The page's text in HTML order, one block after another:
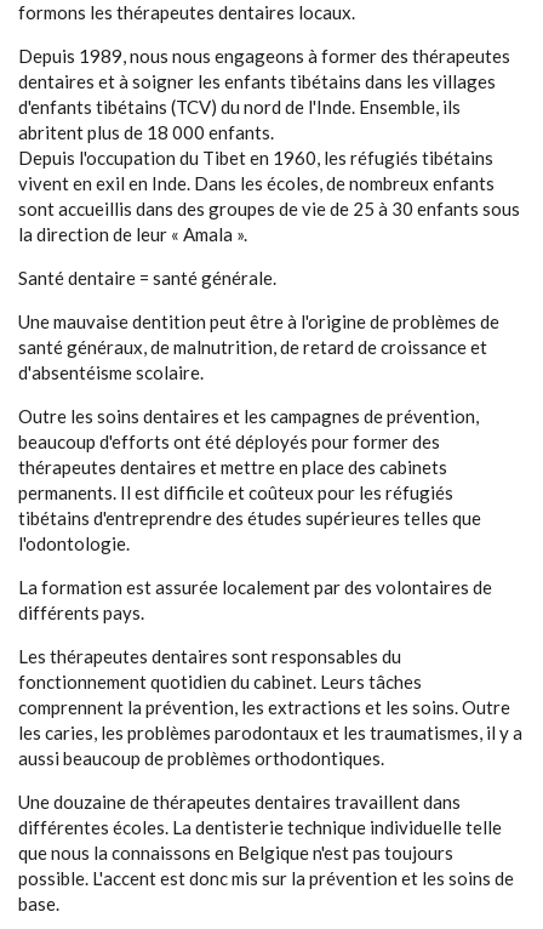
formons les thérapeutes dentaires locaux.
Depuis 1989, nous nous engageons à former des thérapeutes
dentaires et à soigner les enfants tibétains dans les villages
d'enfants tibétains (TCV) du nord de l'Inde. Ensemble, ils
abritent plus de 18 000 enfants.
Depuis l'occupation du Tibet en 1960, les réfugiés tibétains
vivent en exil en Inde. Dans les écoles, de nombreux enfants
sont accueillis dans des groupes de vie de 25 à 30 enfants sous
la direction de leur « Amala ».
Santé dentaire = santé générale.
Une mauvaise dentition peut être à l'origine de problèmes de
santé généraux, de malnutrition, de retard de croissance et
d'absentéisme scolaire.
Outre les soins dentaires et les campagnes de prévention,
beaucoup d'efforts ont été déployés pour former des
thérapeutes dentaires et mettre en place des cabinets
permanents. Il est difficile et coûteux pour les réfugiés
tibétains d'entreprendre des études supérieures telles que
l'odontologie.
La formation est assurée localement par des volontaires de
différents pays.
Les thérapeutes dentaires sont responsables du
fonctionnement quotidien du cabinet. Leurs tâches
comprennent la prévention, les extractions et les soins. Outre
les caries, les problèmes parodontaux et les traumatismes, il y a
aussi beaucoup de problèmes orthodontiques.
Une douzaine de thérapeutes dentaires travaillent dans
différentes écoles. La dentisterie technique individuelle telle
que nous la connaissons en Belgique n'est pas toujours
possible. L'accent est donc mis sur la prévention et les soins de
base.